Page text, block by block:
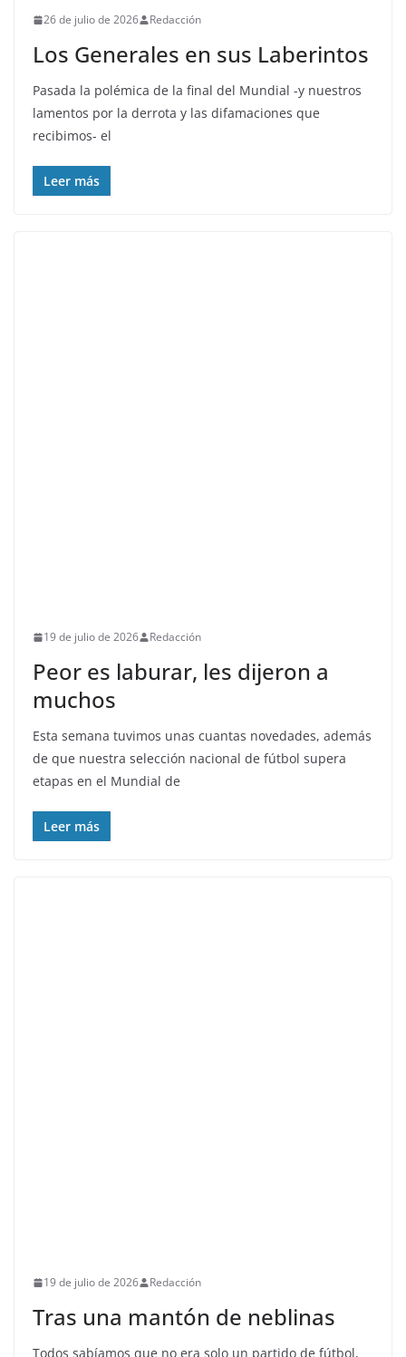
26 de julio de 2026 Redacción
Los Generales en sus Laberintos
Pasada la polémica de la final del Mundial -y nuestros
lamentos por la derrota y las difamaciones que
recibimos- el
Leer más
19 de julio de 2026 Redacción
Peor es laburar, les dijeron a
muchos
Esta semana tuvimos unas cuantas novedades, además
de que nuestra selección nacional de fútbol supera
etapas en el Mundial de
Leer más
19 de julio de 2026 Redacción
Tras una mantón de neblinas
Todos sabíamos que no era solo un partido de fútbol,